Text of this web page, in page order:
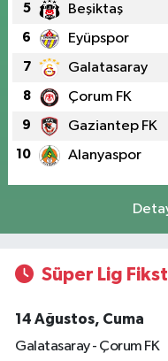
5 Beşiktaş
6 Eyüpspor
7 Galatasaray
8 Çorum FK
9 Gaziantep FK
10 Alanyaspor
Süper Lig
14 Ağustos, Cuma
Galatasaray - Çorum FK